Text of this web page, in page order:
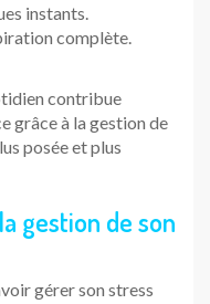
instants.
complète.
contribue
grâce à la gestion de
posée et plus
gestion de son
gérer son stress